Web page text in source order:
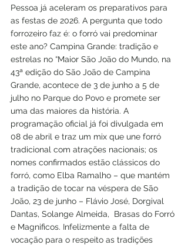
Pessoa já aceleram os preparativos para
as festas de 2026. A pergunta que todo
forrozeiro faz é: o forró vai predominar
este ano? Campina Grande: tradição e
estrelas no “Maior São João do Mundo, na
43ª edição do São João de Campina
Grande, acontece de 3 de junho a 5 de
julho no Parque do Povo e promete ser
uma das maiores da história. A
programação oficial já foi divulgada em
08 de abril e traz um mix que une forró
tradicional com atrações nacionais; os
nomes confirmados estão clássicos do
forró, como Elba Ramalho – que mantém
a tradição de tocar na véspera de São
João, 23 de junho – Flávio José, Dorgival
Dantas, Solange Almeida,  Brasas do Forró
e Magnificos. Infelizmente a falta de
vocação para o respeito as tradições